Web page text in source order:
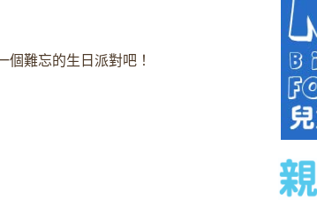
難忘的生日派對吧！